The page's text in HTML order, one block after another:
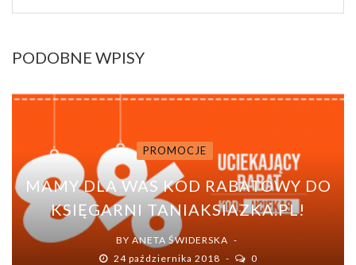
PODOBNE WPISY
PROMOCJE
MAMY DLA WAS KOD RABATOWY DO
KSIĘGARNI TANIAKSIAZKA.PL!
BY ANETA ŚWIDERSKA
24 października 2018
0